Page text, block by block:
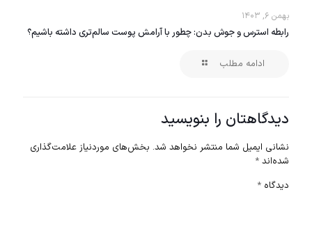
بهمن ۶, ۱۴۰۳
رابطه استرس و جوش بدن: چطور با آرامش پوست سالم‌تری داشته باشیم؟
ادامه مطلب
دیدگاهتان را بنویسید
نشانی ایمیل شما منتشر نخواهد شد. بخش‌های موردنیاز علامت‌گذاری
شده‌اند *
دیدگاه *